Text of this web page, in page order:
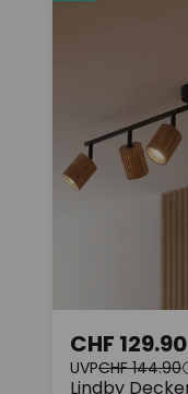
Lindby
CHF 129.90
UVPCHF 144.90